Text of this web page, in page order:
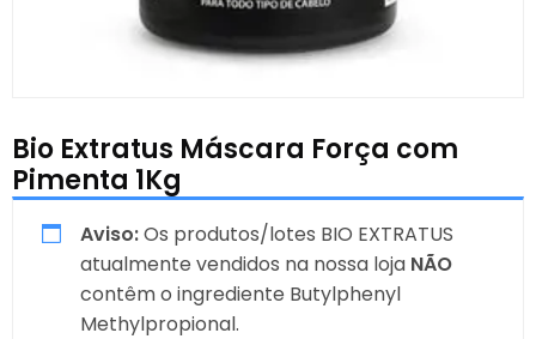
Bio Extratus Máscara Força com
Pimenta 1Kg
Aviso:Os produtos/lotes BIO EXTRATUS
atualmente vendidos na nossa loja NÃO
contêm o ingrediente Butylphenyl
Methylpropional.